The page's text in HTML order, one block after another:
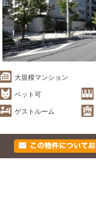
大規模マンション
ペット可
ゲストルーム